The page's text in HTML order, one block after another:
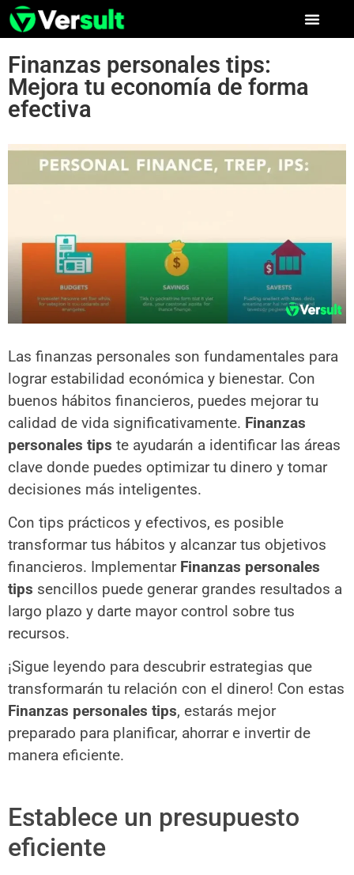
Finanzas personales tips:
Mejora tu economía de forma
efectiva
Las finanzas personales son fundamentales para
lograr estabilidad económica y bienestar. Con
buenos hábitos financieros, puedes mejorar tu
calidad de vida significativamente. Finanzas
personales tips te ayudarán a identificar las áreas
clave donde puedes optimizar tu dinero y tomar
decisiones más inteligentes.
Con tips prácticos y efectivos, es posible
transformar tus hábitos y alcanzar tus objetivos
financieros. Implementar Finanzas personales
tips sencillos puede generar grandes resultados a
largo plazo y darte mayor control sobre tus
recursos.
¡Sigue leyendo para descubrir estrategias que
transformarán tu relación con el dinero! Con estas
Finanzas personales tips, estarás mejor
preparado para planificar, ahorrar e invertir de
manera eficiente.
Establece un presupuesto
eficiente